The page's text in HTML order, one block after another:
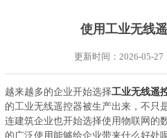
使用工业无线
更新时间：2026-05-
越来越多的企业开始选择工业无线遥
的工业无线遥控器被生产出来，不只
连建筑企业也开始选择使用物联网的
的广泛使用能够给企业带来什么好处